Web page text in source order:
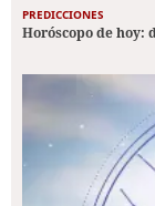
PREDICCIONES
Horóscopo de hoy: